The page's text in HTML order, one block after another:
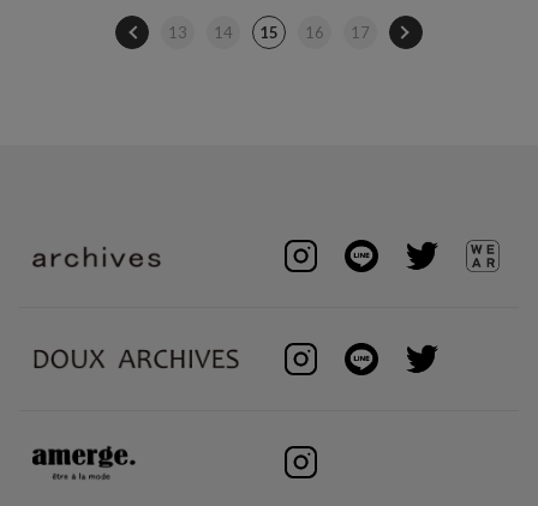
13 14 15 16 17